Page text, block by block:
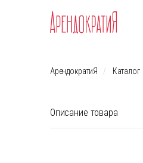
АрендократиЯ Каталог
Описание товара